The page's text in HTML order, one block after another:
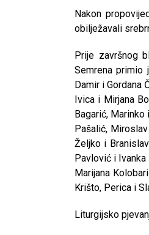
Nakon
obilježavali
Prije završnog
Semrena primio
Damir i Gordana
Ivica i Mirjana
Bagarić,
Pašalić,
Željko i
Pavlović i
Marijana
Krišto, Perica i
Liturgijsko